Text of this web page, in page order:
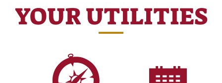
YOUR UTILITIES